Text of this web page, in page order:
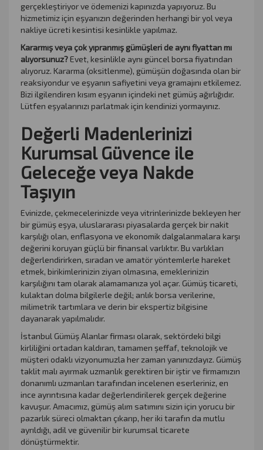
gerçekleştiriyor ve ödemenizi kapınızda yapıyoruz. Bu
hizmetimiz için eşyanızın değerinden herhangi bir yol veya
nakliye ücreti kesintisi kesinlikle yapılmaz.
Kararmış veya çok yıpranmış gümüşleri de aynı fiyattan mı
alıyorsunuz?Evet, kesinlikle aynı güncel borsa fiyatından
alıyoruz. Kararma (oksitlenme), gümüşün doğasında olan bir
reaksiyondur ve eşyanın safiyetini veya gramajını etkilemez.
Bizi ilgilendiren kısım eşyanın içindeki net gümüş ağırlığıdır.
Lütfen eşyalarınızı parlatmak için kendinizi yormayınız.
Değerli Madenlerinizi
Kurumsal Güvence ile
Geleceğe veya Nakde
Taşıyın
Evinizde, çekmecelerinizde veya vitrinlerinizde bekleyen her
bir gümüş eşya, uluslararası piyasalarda gerçek bir nakit
karşılığı olan, enflasyona ve ekonomik dalgalanmalara karşı
değerini koruyan güçlü bir finansal varlıktır. Bu varlıkları
değerlendirirken, sıradan ve amatör yöntemlerle hareket
etmek, birikimlerinizin ziyan olmasına, emeklerinizin
karşılığını tam olarak alamamanıza yol açar. Gümüş ticareti,
kulaktan dolma bilgilerle değil; anlık borsa verilerine,
milimetrik tartımlara ve derin bir ekspertiz bilgisine
dayanarak yapılmalıdır.
İstanbul Gümüş Alanlar firması olarak, sektördeki bilgi
kirliliğini ortadan kaldıran, tamamen şeffaf, teknolojik ve
müşteri odaklı vizyonumuzla her zaman yanınızdayız. Gümüş
taklit malı ayırmak uzmanlık gerektiren bir iştir ve firmamızın
donanımlı uzmanları tarafından incelenen eserleriniz, en
ince ayrıntısına kadar değerlendirilerek gerçek değerine
kavuşur. Amacımız, gümüş alım satımını sizin için yorucu bir
pazarlık süreci olmaktan çıkarıp, her iki tarafın da mutlu
ayrıldığı, adil ve güvenilir bir kurumsal ticarete
dönüştürmektir.